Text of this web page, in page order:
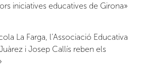
iniciatives educatives de Girona»
La Farga, l’Associació Educativa
i Josep Callís reben els